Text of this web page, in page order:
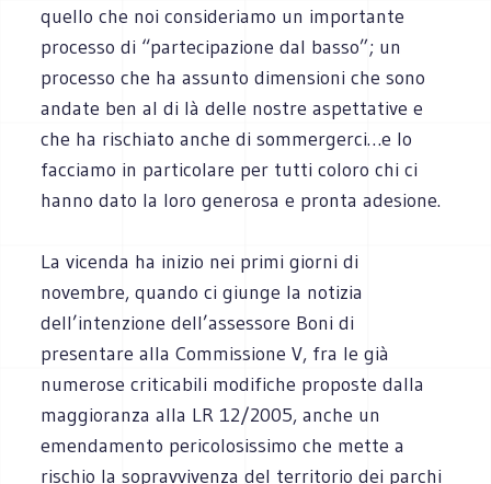
quello che noi consideriamo un importante
processo di “partecipazione dal basso”; un
processo che ha assunto dimensioni che sono
andate ben al di là delle nostre aspettative e
che ha rischiato anche di sommergerci…e lo
facciamo in particolare per tutti coloro chi ci
hanno dato la loro generosa e pronta adesione.
La vicenda ha inizio nei primi giorni di
novembre, quando ci giunge la notizia
dell’intenzione dell’assessore Boni di
presentare alla Commissione V, fra le già
numerose criticabili modifiche proposte dalla
maggioranza alla LR 12/2005, anche un
emendamento pericolosissimo che mette a
rischio la sopravvivenza del territorio dei parchi